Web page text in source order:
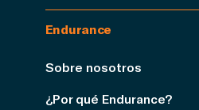
Endurance
Sobre nosotros
¿Por qué Endurance?